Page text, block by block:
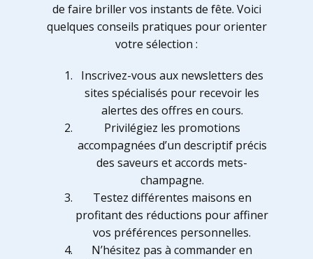
de faire briller vos instants de fête. Voici
quelques conseils pratiques pour orienter
votre sélection :
Inscrivez-vous aux newsletters des
sites spécialisés pour recevoir les
alertes des offres en cours.
Privilégiez les promotions
accompagnées d’un descriptif précis
des saveurs et accords mets-
champagne.
Testez différentes maisons en
profitant des réductions pour affiner
vos préférences personnelles.
N’hésitez pas à commander en